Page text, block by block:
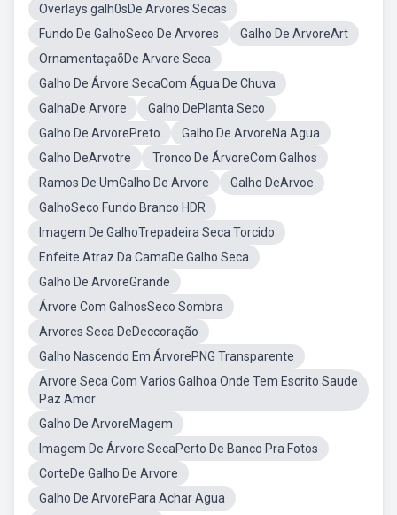
Overlays galh0sDe Arvores Secas
Fundo De GalhoSeco De Arvores
Galho De ArvoreArt
OrnamentaçaõDe Arvore Seca
Galho De Árvore SecaCom Água De Chuva
GalhaDe Arvore
Galho DePlanta Seco
Galho De ArvorePreto
Galho De ArvoreNa Agua
Galho DeArvotre
Tronco De ÁrvoreCom Galhos
Ramos De UmGalho De Arvore
Galho DeArvoe
GalhoSeco Fundo Branco HDR
Imagem De GalhoTrepadeira Seca Torcido
Enfeite Atraz Da CamaDe Galho Seca
Galho De ArvoreGrande
Árvore Com GalhosSeco Sombra
Arvores Seca DeDeccoração
Galho Nascendo Em ÁrvorePNG Transparente
Arvore Seca Com Varios Galhoa Onde Tem Escrito Saude
Paz Amor
Galho De ArvoreMagem
Imagem De Árvore SecaPerto De Banco Pra Fotos
CorteDe Galho De Arvore
Galho De ArvorePara Achar Agua